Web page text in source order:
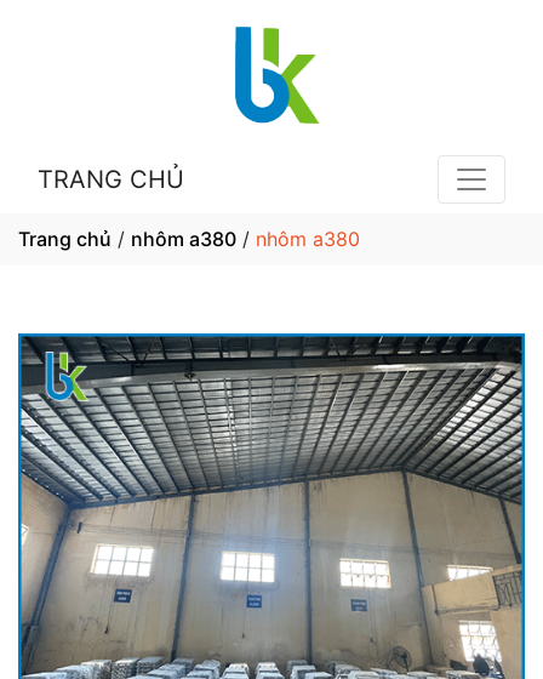
TRANG CHỦ
Trang chủ / nhôm a380 / nhôm a380